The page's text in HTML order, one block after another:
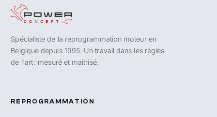
Spécialiste de la reprogrammation moteur en
Belgique depuis 1995. Un travail dans les règles
de l'art : mesuré et maîtrisé.
REPROGRAMMATION